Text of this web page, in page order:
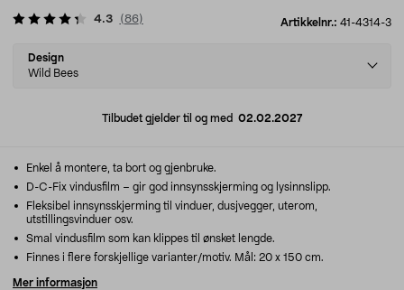
Artikkelnr.: 41-4314-3
4.3 (86)
Select
variant
Design
Wild Bees
Tilbudet gjelder til og med 02.02.2027
Enkel å montere, ta bort og gjenbruke.
D-C-Fix vindusfilm – gir god innsynsskjerming og lysinnslipp.
Fleksibel innsynsskjerming til vinduer, dusjvegger, uterom,
utstillingsvinduer osv.
Smal vindusfilm som kan klippes til ønsket lengde.
Finnes i flere forskjellige varianter/motiv. Mål: 20 x 150 cm.
Mer informasjon